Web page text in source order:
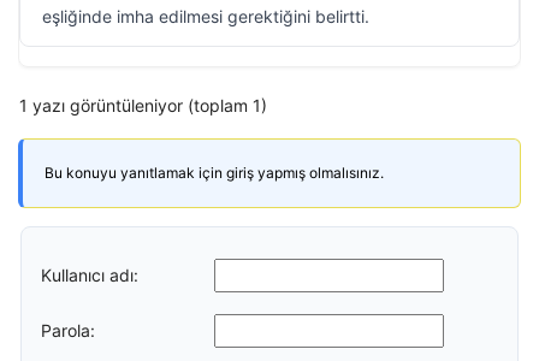
eşliğinde imha edilmesi gerektiğini belirtti.
1 yazı görüntüleniyor (toplam 1)
Bu konuyu yanıtlamak için giriş yapmış olmalısınız.
Kullanıcı adı:
Parola: